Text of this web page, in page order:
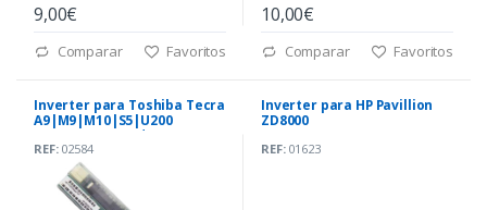
9,00€
Comparar Favoritos
10,00€
Comparar Favoritos
Inverter para Toshiba Tecra
A9|M9|M10|S5|U200
(G71C0006A110) *
REF:02584
Inverter para HP Pavillion
ZD8000
REF:01623